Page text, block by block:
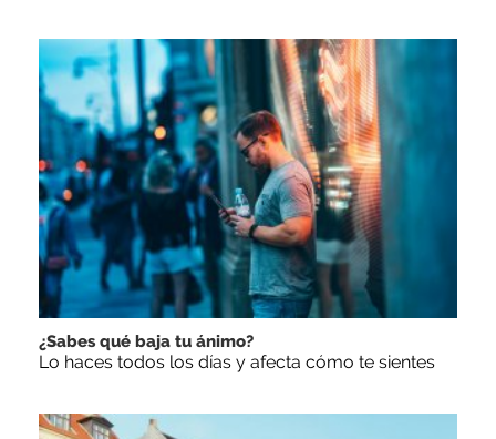
¿Sabes qué baja tu ánimo?
Lo haces todos los días y afecta cómo te sientes